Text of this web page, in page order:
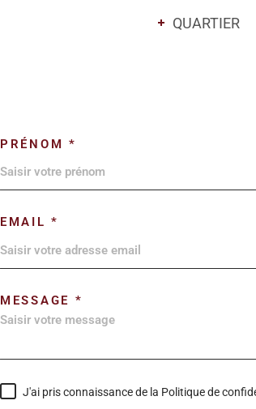
QUARTIER
PRÉNOM *
EMAIL *
MESSAGE *
J'ai pris connaissance de la Politique de